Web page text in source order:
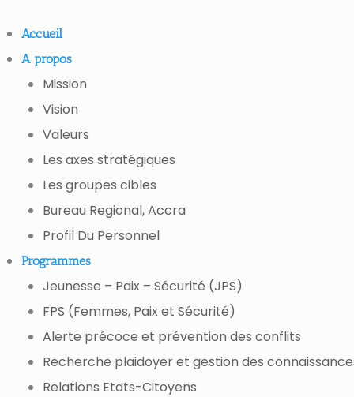
Accueil
A propos
Mission
Vision
Valeurs
Les axes stratégiques
Les groupes cibles
Bureau Regional, Accra
Profil Du Personnel
Programmes
Jeunesse – Paix – Sécurité (JPS)
FPS (Femmes, Paix et Sécurité)
Alerte précoce et prévention des conflits
Recherche plaidoyer et gestion des
Relations Etats-Citoyens